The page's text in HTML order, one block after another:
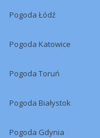
Pogoda Łódź
Pogoda Katowice
Pogoda Toruń
Pogoda Białystok
Pogoda Gdynia